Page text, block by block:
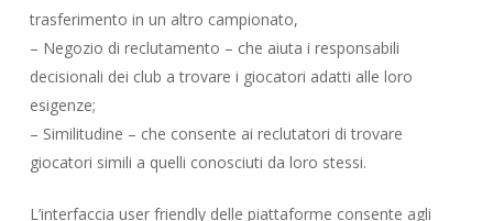
trasferimento in un altro campionato,
– Negozio di reclutamento – che aiuta i responsabili
decisionali dei club a trovare i giocatori adatti alle loro
esigenze;
– Similitudine – che consente ai reclutatori di trovare
giocatori simili a quelli conosciuti da loro stessi.
L’interfaccia user friendly delle piattaforme consente agli